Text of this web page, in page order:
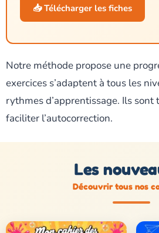
📥 Télécharger les fiches
Notre méthode propose une
exercices s’adaptent à tous les
rythmes d’apprentissage. Ils sont
faciliter l’autocorrection.
Les
Découvrir tous nos